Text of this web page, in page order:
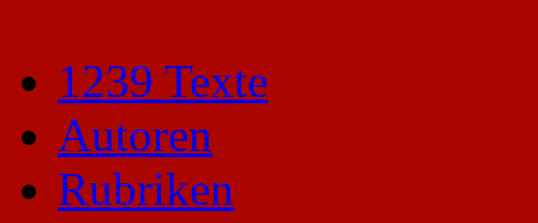
1239 Texte
Autoren
Rubriken